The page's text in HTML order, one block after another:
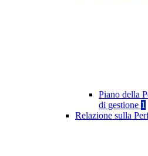
Piano della
di gestione 1
Relazione sulla